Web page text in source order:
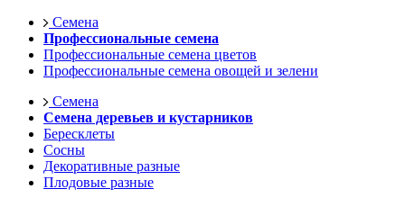
Семена
Профессиональные семена
Профессиональные семена цветов
Профессиональные семена овощей и зелени
Семена
Семена деревьев и кустарников
Бересклеты
Сосны
Декоративные разные
Плодовые разные